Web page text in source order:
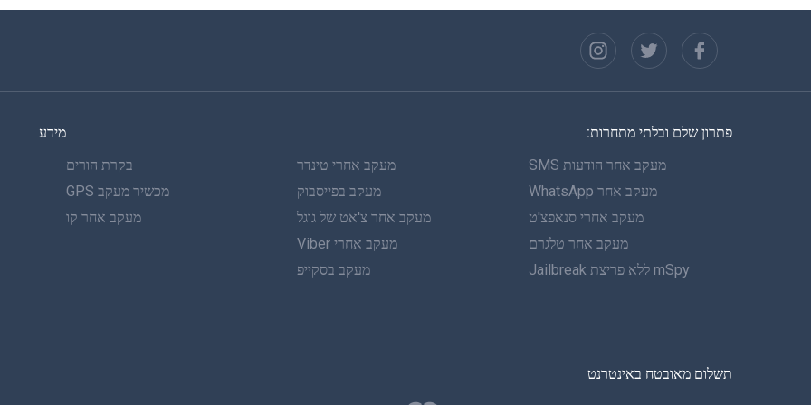
פתרון שלם ובלתי מתחרות:
מעקב אחר הודעות SMS
מעקב אחר WhatsApp
מעקב אחרי סנאפצ'ט
מעקב אחר טלגרם
mSpy ללא פריצת Jailbreak
מעקב אחרי טינדר
מעקב בפייסבוק
מעקב אחר צ'אט של גוגל
מעקב אחרי Viber
מעקב בסקייפ
בקרת הורים
מכשיר מעקב GPS
מעקב אחר קו
מידע
תשלום מאובטח באינטרנט